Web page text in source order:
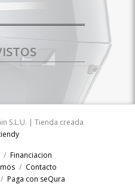
S.L.U. | Tienda creada
Financiacion
Contacto
Paga con seQura